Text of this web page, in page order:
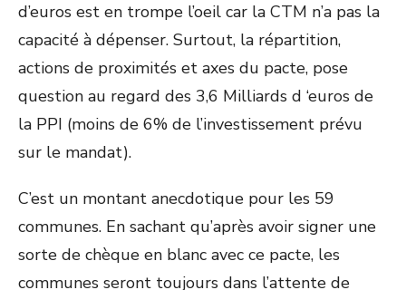
d’euros est en trompe l’oeil car la CTM n’a pas la
capacité à dépenser. Surtout, la répartition,
actions de proximités et axes du pacte, pose
question au regard des 3,6 Milliards d ‘euros de
la PPI (moins de 6% de l’investissement prévu
sur le mandat).
C’est un montant anecdotique pour les 59
communes. En sachant qu’après avoir signer une
sorte de chèque en blanc avec ce pacte, les
communes seront toujours dans l’attente de